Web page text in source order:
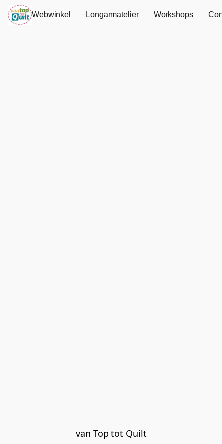
Webwinkel Longarmatelier Workshops
van Top tot Quilt